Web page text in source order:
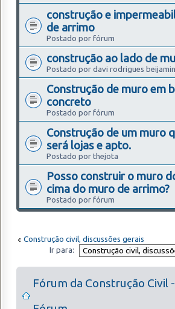
construção e
de arrimo
Postado por fórum
construção ao lado de
Postado por davi rodrigues beijamin
Construção de muro em
concreto
Postado por fórum
Construção de um muro
será lojas e apto.
Postado por thejota
Posso construir o muro
cima do muro de arrimo?
Postado por fórum
Construção civil, discussões gerais
Ir para:
Fórum da Construção Civil